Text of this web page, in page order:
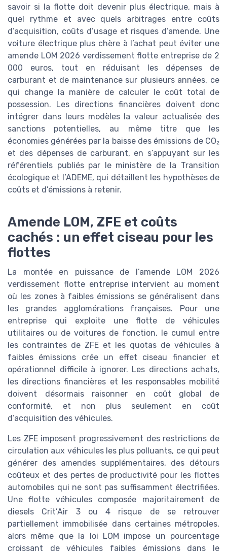
savoir si la flotte doit devenir plus électrique, mais à
quel rythme et avec quels arbitrages entre coûts
d’acquisition, coûts d’usage et risques d’amende. Une
voiture électrique plus chère à l’achat peut éviter une
amende LOM 2026 verdissement flotte entreprise de 2
000 euros, tout en réduisant les dépenses de
carburant et de maintenance sur plusieurs années, ce
qui change la manière de calculer le coût total de
possession. Les directions financières doivent donc
intégrer dans leurs modèles la valeur actualisée des
sanctions potentielles, au même titre que les
économies générées par la baisse des émissions de CO₂
et des dépenses de carburant, en s’appuyant sur les
référentiels publiés par le ministère de la Transition
écologique et l’ADEME, qui détaillent les hypothèses de
coûts et d’émissions à retenir.
Amende LOM, ZFE et coûts
cachés : un effet ciseau pour les
flottes
La montée en puissance de l’amende LOM 2026
verdissement flotte entreprise intervient au moment
où les zones à faibles émissions se généralisent dans
les grandes agglomérations françaises. Pour une
entreprise qui exploite une flotte de véhicules
utilitaires ou de voitures de fonction, le cumul entre
les contraintes de ZFE et les quotas de véhicules à
faibles émissions crée un effet ciseau financier et
opérationnel difficile à ignorer. Les directions achats,
les directions financières et les responsables mobilité
doivent désormais raisonner en coût global de
conformité, et non plus seulement en coût
d’acquisition des véhicules.
Les ZFE imposent progressivement des restrictions de
circulation aux véhicules les plus polluants, ce qui peut
générer des amendes supplémentaires, des détours
coûteux et des pertes de productivité pour les flottes
automobiles qui ne sont pas suffisamment électrifiées.
Une flotte véhicules composée majoritairement de
diesels Crit’Air 3 ou 4 risque de se retrouver
partiellement immobilisée dans certaines métropoles,
alors même que la loi LOM impose un pourcentage
croissant de véhicules faibles émissions dans le